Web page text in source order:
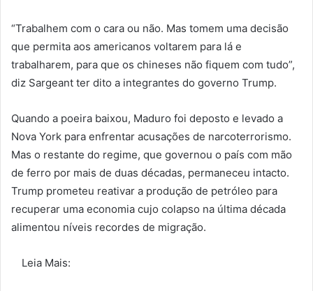
“Trabalhem com o cara ou não. Mas tomem uma decisão
que permita aos americanos voltarem para lá e
trabalharem, para que os chineses não fiquem com tudo”,
diz Sargeant ter dito a integrantes do governo Trump.
Quando a poeira baixou, Maduro foi deposto e levado a
Nova York para enfrentar acusações de narcoterrorismo.
Mas o restante do regime, que governou o país com mão
de ferro por mais de duas décadas, permaneceu intacto.
Trump prometeu reativar a produção de petróleo para
recuperar uma economia cujo colapso na última década
alimentou níveis recordes de migração.
Leia Mais: